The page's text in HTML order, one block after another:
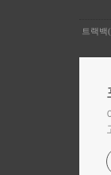
트랙백